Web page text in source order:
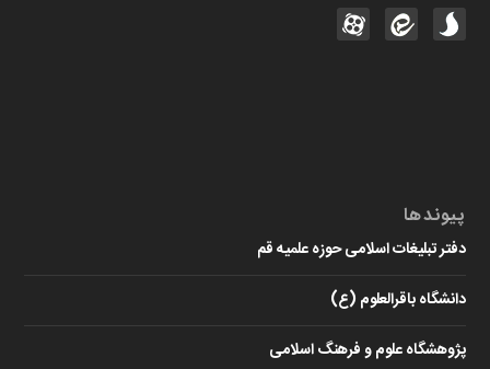
پیوندها
دفتر تبلیغات اسلامی حوزه علمیه قم
دانشگاه باقرالعلوم (ع)
پژوهشگاه علوم و فرهنگ اسلامی